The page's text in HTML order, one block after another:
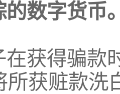
的数字货币
在获得骗款
所获赃款洗